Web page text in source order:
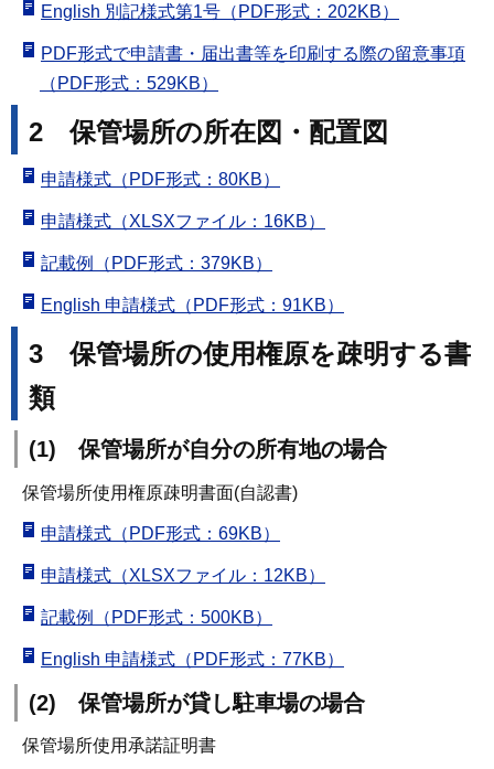
English 別記様式第1号（PDF形式：202KB）
PDF形式で申請書・届出書等を印刷する際の留意事項
（PDF形式：529KB）
2 保管場所の所在図・配置図
申請様式（PDF形式：80KB）
申請様式（XLSXファイル：16KB）
記載例（PDF形式：379KB）
English 申請様式（PDF形式：91KB）
3 保管場所の使用権原を疎明する書
類
(1) 保管場所が自分の所有地の場合
保管場所使用権原疎明書面(自認書)
申請様式（PDF形式：69KB）
申請様式（XLSXファイル：12KB）
記載例（PDF形式：500KB）
English 申請様式（PDF形式：77KB）
(2) 保管場所が貸し駐車場の場合
保管場所使用承諾証明書